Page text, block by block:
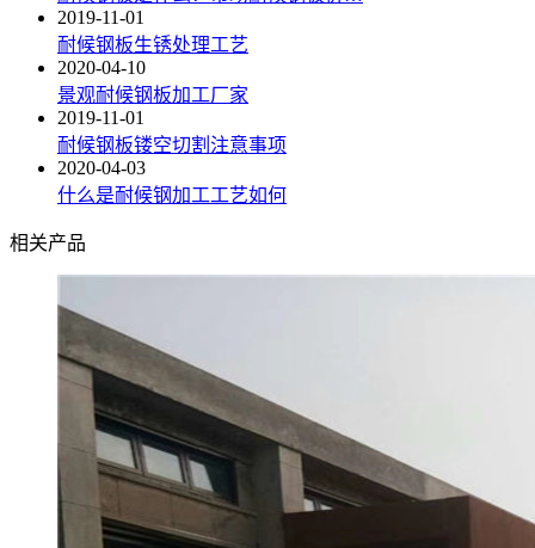
2019-11-01
耐候钢板生锈处理工艺
2020-04-10
景观耐候钢板加工厂家
2019-11-01
耐候钢板镂空切割注意事项
2020-04-03
什么是耐候钢加工工艺如何
相关产品